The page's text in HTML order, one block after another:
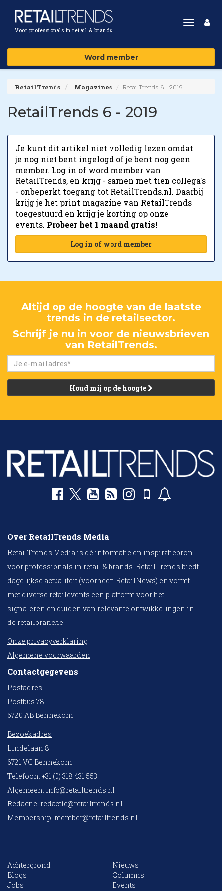
Voor professionals in retail & brands
Toggle
Word member
RetailTrends Magazines RetailTrends 6 - 2019
RetailTrends 6 - 2019
Je kunt dit artikel niet volledig lezen omdat
je nog niet bent ingelogd of je bent nog geen
member. Log in of word member van
RetailTrends, en krijg - samen met tien collega's
- onbeperkt toegang tot RetailTrends.nl. Daarbij
krijg je het print magazine van RetailTrends
toegestuurd en krijg je korting op onze
events. Probeer het 1 maand gratis!
Log in of word member
Altijd op de hoogte van de laatste
trends in de retailsector.
Schrijf je nu in voor de nieuwsbrieven
van RetailTrends.
Houd mij op de hoogte
Over RetailTrends Media
RetailTrends Media is dé informatie en inspiratiebron
voor professionals in retail & brands. RetailTrends biedt
dagelijkse actualiteit (voorheen RetailNews) en vormt
met diverse retailevents een platform voor het
signaleren en duiden van relevante ontwikkelingen in
de retailbranche.
Onze privacyverklaring
Algemene voorwaarden
Contactgegevens
Postadres
Postbus 78
6720 AB Bennekom
Bezoekadres
Lindelaan 8
6721 VC Bennekom
Telefoon: +31 (0) 318 431 553
Algemeen: info@retailtrends.nl
Redactie: redactie@retailtrends.nl
Membership: member@retailtrends.nl
Achtergrond
Nieuws
Blogs
Columns
Jobs
Events